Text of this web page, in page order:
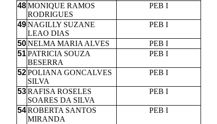
48 MONIQUE RAMOS
RODRIGUES
PEB I
49 NAGILLY SUZANE
LEAO DIAS
PEB I
50 NELMA MARIA ALVES
PEB I
51 PATRICIA SOUZA
BESERRA
PEB I
52 POLIANA GONCALVES
SILVA
PEB I
53 RAFISA ROSELES
SOARES DA SILVA
PEB I
54 ROBERTA SANTOS
MIRANDA
PEB I